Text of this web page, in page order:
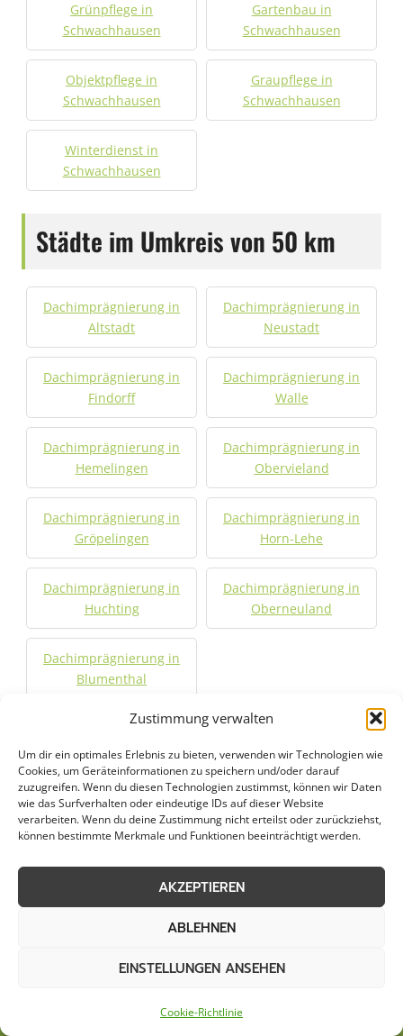
Zustimmung verwalten
Um dir ein optimales Erlebnis zu bieten, verwenden wir Technologien wie
Cookies, um Geräteinformationen zu speichern und/oder darauf
zuzugreifen. Wenn du diesen Technologien zustimmst, können wir Daten
wie das Surfverhalten oder eindeutige IDs auf dieser Website
verarbeiten. Wenn du deine Zustimmung nicht erteilst oder zurückziehst,
können bestimmte Merkmale und Funktionen beeinträchtigt werden.
AKZEPTIEREN
ABLEHNEN
EINSTELLUNGEN ANSEHEN
Cookie-Richtlinie
Grünpflege in
Schwachhausen
Gartenbau in
Schwachhausen
Objektpflege in
Schwachhausen
Graupflege in
Schwachhausen
Winterdienst in
Schwachhausen
Städte im Umkreis von 50 km
Dachimprägnierung in
Altstadt
Dachimprägnierung in
Neustadt
Dachimprägnierung in
Findorff
Dachimprägnierung in
Walle
Dachimprägnierung in
Hemelingen
Dachimprägnierung in
Obervieland
Dachimprägnierung in
Gröpelingen
Dachimprägnierung in
Horn-Lehe
Dachimprägnierung in
Huchting
Dachimprägnierung in
Oberneuland
Dachimprägnierung in
Blumenthal
Jetzt Anfrage stellen
Zum Formular